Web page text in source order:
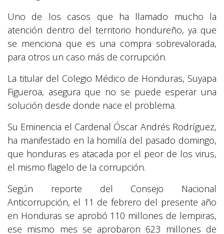
Uno de los casos que ha llamado mucho la
atención dentro del territorio hondureño, ya que
se menciona que es una compra sobrevalorada,
para otros un caso más de corrupción.
La titular del Colegio Médico de Honduras, Suyapa
Figueroa, asegura que no se puede esperar una
solución desde donde nace el problema.
Su Eminencia el Cardenal Óscar Andrés Rodríguez,
ha manifestado en la homilía del pasado domingo,
que honduras es atacada por el peor de los virus,
el mismo flagelo de la corrupción.
Según reporte del Consejo Nacional
Anticorrupción, el 11 de febrero del presente año
en Honduras se aprobó 110 millones de lempiras,
ese mismo mes se aprobaron 623 millones de